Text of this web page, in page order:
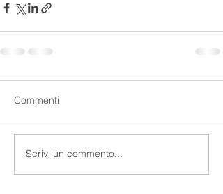
Commenti
Scrivi un commento...